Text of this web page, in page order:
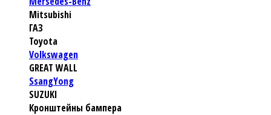
Mitsubishi
ГАЗ
Toyota
Volkswagen
GREAT WALL
SsangYong
SUZUKI
Кронштейны бампера